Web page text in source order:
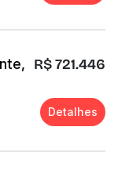
R$ 721.446
Detalhes